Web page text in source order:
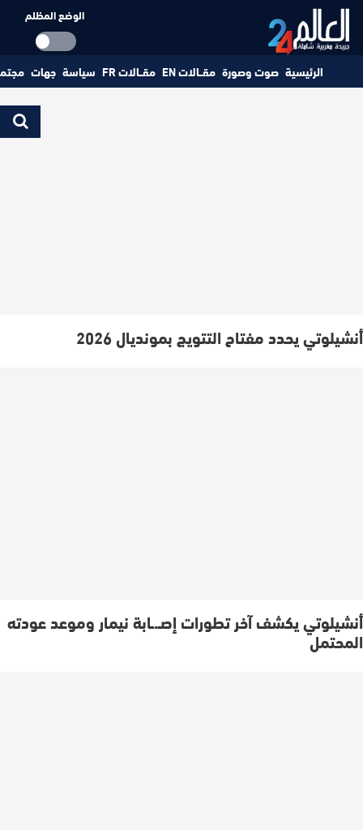
الوضع المظلم
الرئيسية صوت وصورة مقــالات EN مقــالات FR سياسة جهات
أنشيلوتي يحدد مفتاح التتويج بمونديال 2026
أنشيلوتي يكشف آخر تطورات إصـ.ـابة نيمار وموعد عودته
المحتمل